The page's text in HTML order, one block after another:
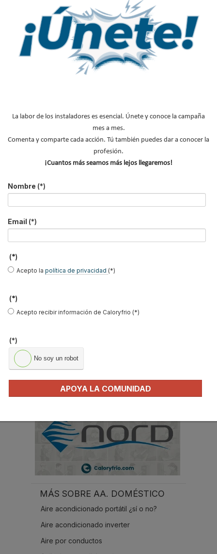
Bosch identifica la eficiencia, el control energético y los CAEs
como las claves para acelerar la descarbonización industrial
volver arriba
HAIER Perla Premium
hogar
Climatización
industriales
Nueva serie KN de
HMS presenta las
novedades para
u
.
.
.
MÁS SOBRE AA. DOMÉSTICO
Aire acondicionado portátil ¿sí o no?
Aire acondicionado inverter
Aire por conductos
La labor de los instaladores es esencial. Únete y conoce la campaña
mes a mes.
Comenta y comparte cada acción. Tú también puedes dar a conocer la
profesión.
¡Cuantos más seamos más lejos llegaremos!
Nombre (*)
Email (*)
(*)
Acepto la política de privacidad (*)
(*)
Acepto recibir información de Caloryfrio (*)
(*)
No soy un robot
APOYA LA COMUNIDAD